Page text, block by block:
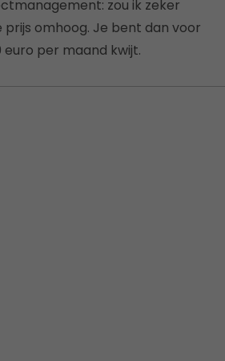
zou ik zeker
omhoog. Je bent dan voor
euro per maand kwijt.